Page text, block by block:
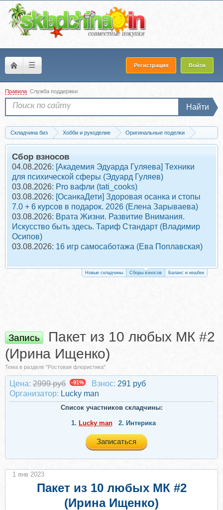
☰ Регистрация Войти
Правила Служба поддержки
Найти
Складчина биз Хобби и рукоделие
Оригинальные поделки
Ростовая флористика
Запись Пакет из 10 любых МК #2 (Ирина Ищенко)
Сбор взносов
04.08.2026: [Академия Эдуарда Гуляева] Техники
для психической сферы (Эдуард Гуляев)
03.08.2026: Pro вафли (tati_cooks)
03.08.2026: [ОсанкаДети] Здоровая осанка и стопы
7.0 + 6 курсов в подарок. 2026 (Елена Зарываева)
03.08.2026: Врата Жизни. Развитие Внимания.
Искусство быть здесь. Тариф Стандарт (Владимир
Осипов)
03.08.2026: 16 игр самосаботажа (Ева Поплавская)
Новые складчины Сборы взносов Баланс и кешбек
Запись
Пакет из 10 любых МК #2
(Ирина Ищенко)
Тема в разделе "Ростовая флористика"
Цена: 2999 руб -91% Взнос: 291 руб
Организатор: Lucky man
Список участников складчины:
1. Lucky man 2. Интерика
Записаться
Пакет из 10 любых МК #2
(Ирина Ищенко)
1 янв 2023